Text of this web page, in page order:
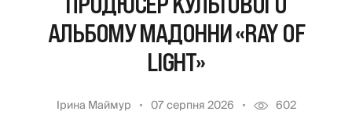
АЛЬБОМУ МАДОННИ «RAY OF
LIGHT»
Ірина Маймур 07 серпня 2026 602